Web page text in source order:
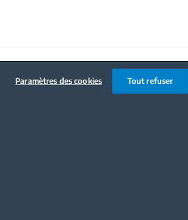
Code de conduite
Paramètres des cookies Tout refuser